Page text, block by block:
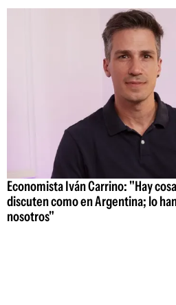
Economista Iván Carrino: "Hay
discuten como en Argentina; lo
nosotros"